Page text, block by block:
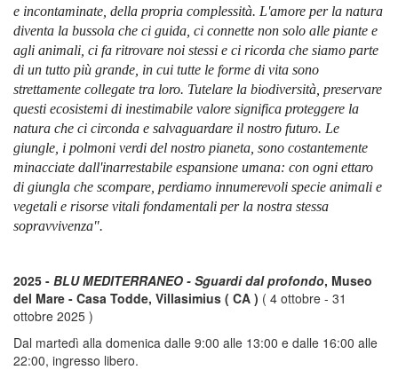
e incontaminate, della propria complessità. L'amore per la natura
diventa la bussola che ci guida, ci connette non solo alle piante e
agli animali, ci fa ritrovare noi stessi e ci ricorda che siamo parte
di un tutto più grande, in cui tutte le forme di vita sono
strettamente collegate tra loro. Tutelare la biodiversità, preservare
questi ecosistemi di inestimabile valore significa proteggere la
natura che ci circonda e salvaguardare il nostro futuro. Le
giungle, i polmoni verdi del nostro pianeta, sono costantemente
minacciate dall'inarrestabile espansione umana: con ogni ettaro
di giungla che scompare, perdiamo innumerevoli specie animali e
vegetali e risorse vitali fondamentali per la nostra stessa
sopravvivenza".
2025 - BLU MEDITERRANEO - Sguardi dal profondo, Museo
del Mare - Casa Todde, Villasimius ( CA ) ( 4 ottobre - 31
ottobre 2025 )
Dal martedì alla domenica dalle 9:00 alle 13:00 e dalle 16:00 alle
22:00, ingresso libero.